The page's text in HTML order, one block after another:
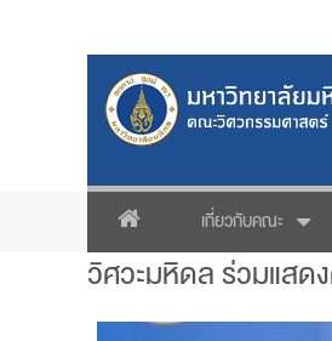
เกี่ยวกับคณะ
วิศวะมหิดล ร่วมแส